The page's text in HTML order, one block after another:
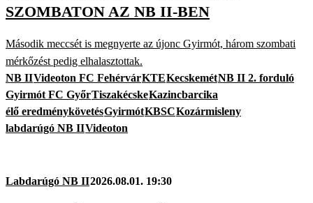
SZOMBATON AZ NB II-BEN
Második meccsét is megnyerte az újonc Gyirmót, három szombati
mérkőzést pedig elhalasztottak.
NB IIVideoton FC FehérvárKTEKecskemétNB II 2. forduló
Gyirmót FC GyőrTiszakécskeKazincbarcika
élő eredménykövetésGyirmótKBSCKozármisleny
labdarúgó NB IIVideoton
Labdarúgó NB II2026.08.01. 19:30